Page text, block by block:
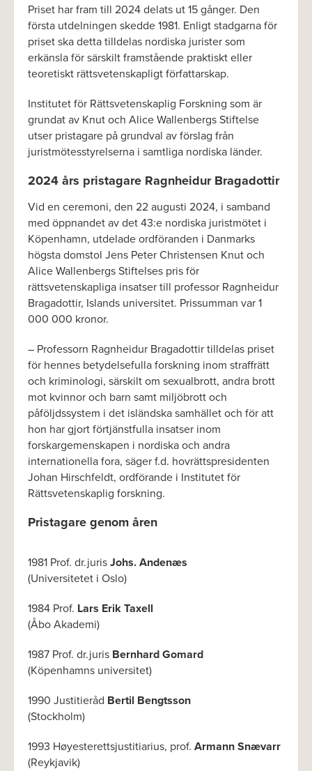
Priset har fram till 2024 delats ut 15 gånger. Den
första utdelningen skedde 1981. Enligt stadgarna för
priset ska detta tilldelas nordiska jurister som
erkänsla för särskilt framstående praktiskt eller
teoretiskt rättsvetenskapligt författarskap.
Institutet för Rättsvetenskaplig Forskning som är
grundat av Knut och Alice Wallenbergs Stiftelse
utser pristagare på grundval av förslag från
juristmötesstyrelserna i samtliga nordiska länder.
2024 års pristagare Ragnheidur Bragadottir
Vid en ceremoni, den 22 augusti 2024, i samband
med öppnandet av det 43:e nordiska juristmötet i
Köpenhamn, utdelade ordföranden i Danmarks
högsta domstol Jens Peter Christensen Knut och
Alice Wallenbergs Stiftelses pris för
rättsvetenskapliga insatser till professor Ragnheidur
Bragadottir, Islands universitet. Prissumman var 1
000 000 kronor.
– Professorn Ragnheidur Bragadottir tilldelas priset
för hennes betydelsefulla forskning inom straffrätt
och kriminologi, särskilt om sexualbrott, andra brott
mot kvinnor och barn samt miljöbrott och
påföljdssystem i det isländska samhället och för att
hon har gjort förtjänstfulla insatser inom
forskargemenskapen i nordiska och andra
internationella fora, säger f.d. hovrättspresidenten
Johan Hirschfeldt, ordförande i Institutet för
Rättsvetenskaplig forskning.
Pristagare genom åren
1981 Prof. dr.jurisJohs. Andenæs
(Universitetet i Oslo)
1984 Prof. Lars Erik Taxell
(Åbo Akademi)
1987 Prof. dr.juris Bernhard Gomard
(Köpenhamns universitet)
1990 Justitieråd Bertil Bengtsson
(Stockholm)
1993 Høyesterettsjustitiarius, prof. Armann Snævarr
(Reykjavik)